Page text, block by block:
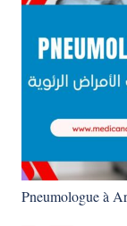
Pneumologue à